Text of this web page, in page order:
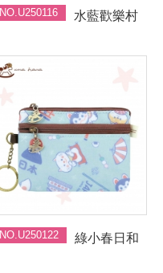
NO.U250116 水藍歡樂村
NO.U250122 綠小春日和